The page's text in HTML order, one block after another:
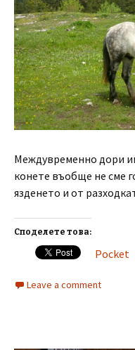
Междувременно дори
конете въобще не сме
язденето и от
Споделете това:
Pocket
Leave a comment